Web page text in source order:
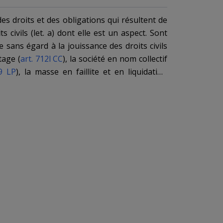
droits et des obligations qui résultent de
civils (let. a) dont elle est un aspect. Sont
égard à la jouissance des droits civils
(art. 712l CC), la société en nom collectif
LP), la masse en faillite et en liquidation